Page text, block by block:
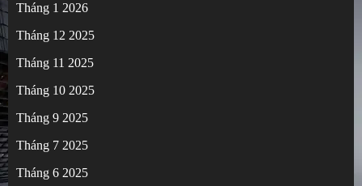
Tháng 1 2026
Tháng 12 2025
Tháng 11 2025
Tháng 10 2025
Tháng 9 2025
Tháng 7 2025
Tháng 6 2025